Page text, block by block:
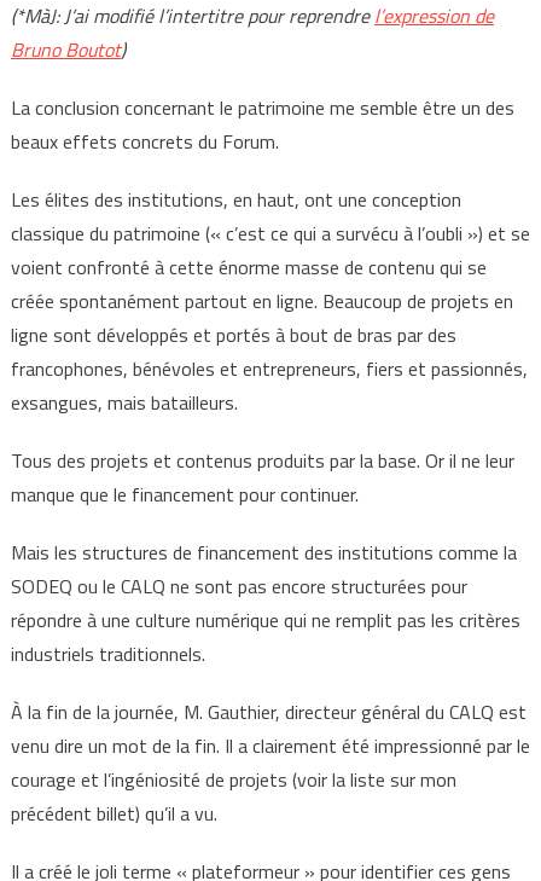
(*MàJ: J’ai modifié l’intertitre pour reprendrel’expression de
Bruno Boutot)
La conclusion concernant le patrimoine me semble être un des
beaux effets concrets du Forum.
Les élites des institutions, en haut, ont une conception
classique du patrimoine (« c’est ce qui a survécu à l’oubli ») et se
voient confronté à cette énorme masse de contenu qui se
créée spontanément partout en ligne. Beaucoup de projets en
ligne sont développés et portés à bout de bras par des
francophones, bénévoles et entrepreneurs, fiers et passionnés,
exsangues, mais batailleurs.
Tous des projets et contenus produits par la base. Or il ne leur
manque que le financement pour continuer.
Mais les structures de financement des institutions comme la
SODEQ ou le CALQ ne sont pas encore structurées pour
répondre à une culture numérique qui ne remplit pas les critères
industriels traditionnels.
À la fin de la journée, M. Gauthier, directeur général du CALQ est
venu dire un mot de la fin. Il a clairement été impressionné par le
courage et l’ingéniosité de projets (voir la liste sur mon
précédent billet) qu’il a vu.
Il a créé le joli terme « plateformeur » pour identifier ces gens